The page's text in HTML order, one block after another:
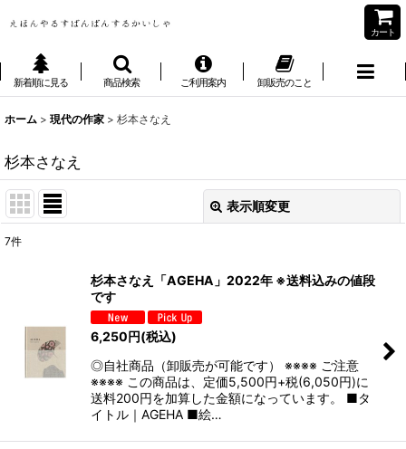
カート
新着順に見る 商品検索 ご利用案内 卸販売のこと
ホーム > 現代の作家 > 杉本さなえ
杉本さなえ
表示順変更
絞り込む
7件
杉本さなえ「AGEHA」2022年 ※送料込みの値段
です
6,250円(税込)
◎自社商品（卸販売が可能です） ※※※※ ご注意
※※※※ この商品は、定価5,500円+税(6,050円)に
送料200円を加算した金額になっています。 ■タ
イトル｜AGEHA ■絵…